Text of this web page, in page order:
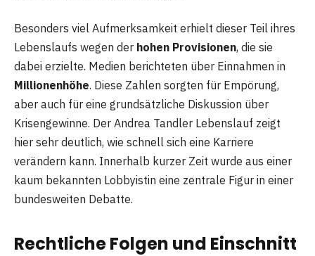
Besonders viel Aufmerksamkeit erhielt dieser Teil ihres
Lebenslaufs wegen der hohen Provisionen, die sie
dabei erzielte. Medien berichteten über Einnahmen in
Millionenhöhe. Diese Zahlen sorgten für Empörung,
aber auch für eine grundsätzliche Diskussion über
Krisengewinne. Der Andrea Tandler Lebenslauf zeigt
hier sehr deutlich, wie schnell sich eine Karriere
verändern kann. Innerhalb kurzer Zeit wurde aus einer
kaum bekannten Lobbyistin eine zentrale Figur in einer
bundesweiten Debatte.
Rechtliche Folgen und Einschnitt